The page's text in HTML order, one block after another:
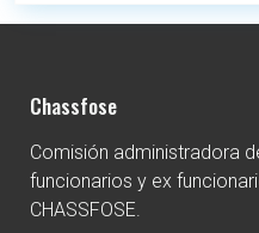
Chassfose
Comisión administradora
funcionarios y ex
CHASSFOSE.